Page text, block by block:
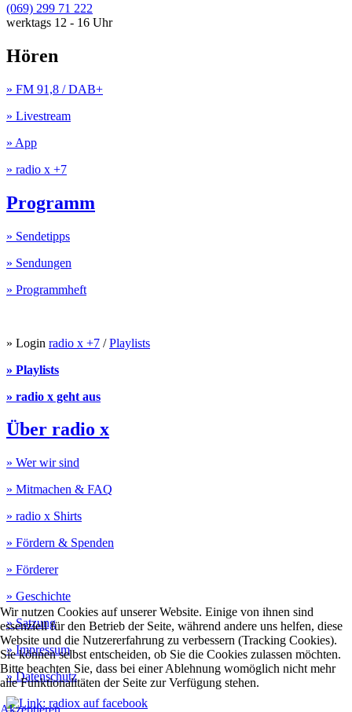
(069) 299 71 222
werktags 12 - 16 Uhr
Hören
» FM 91,8 / DAB+
» Livestream
» App
» radio x +7
Programm
» Sendetipps
» Sendungen
» Programmheft
» Login radio x +7 /Playlists
» Playlists
» radio x geht aus
Über radio x
» Wer wir sind
» Mitmachen & FAQ
» radio x Shirts
» Fördern & Spenden
» Förderer
» Geschichte
» Satzung
» Impressum
» Datenschutz
Wir nutzen Cookies auf unserer Website. Einige von ihnen sind
essenziell für den Betrieb der Seite, während andere uns helfen, diese
Website und die Nutzererfahrung zu verbessern (Tracking Cookies).
Sie können selbst entscheiden, ob Sie die Cookies zulassen möchten.
Bitte beachten Sie, dass bei einer Ablehnung womöglich nicht mehr
alle Funktionalitäten der Seite zur Verfügung stehen.
Akzeptieren